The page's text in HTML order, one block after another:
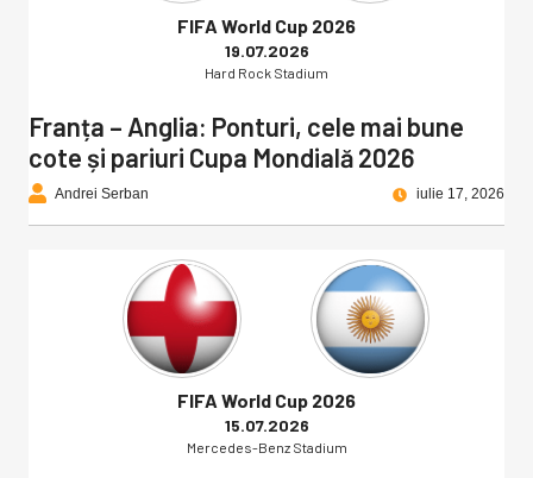
FIFA World Cup 2026
19.07.2026
Hard Rock Stadium
Franța – Anglia: Ponturi, cele mai bune
cote și pariuri Cupa Mondială 2026
Andrei Serban iulie 17, 2026
FIFA World Cup 2026
15.07.2026
Mercedes-Benz Stadium